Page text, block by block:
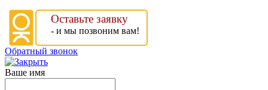
Оставьте заявку
- и мы позвоним вам!
Обратный звонок
Ваше имя